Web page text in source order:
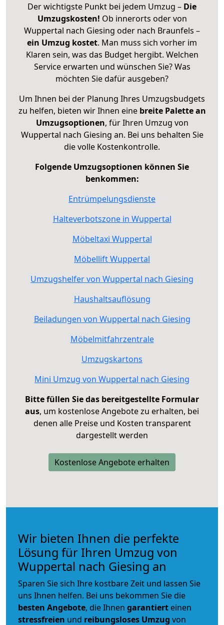
Der wichtigste Punkt bei jedem Umzug – Die
Umzugskosten! Ob innerorts oder von
Wuppertal nach Giesing oder nach Braunfels –
ein Umzug kostet. Man muss sich vorher im
Klaren sein, was das Budget hergibt. Welchen
Service erwarten und wünschen Sie? Was
möchten Sie dafür ausgeben?
Um Ihnen bei der Planung Ihres Umzugsbudgets
zu helfen, bieten wir Ihnen eine breite Palette an
Umzugsoptionen, für Ihren Umzug von
Wuppertal nach Giesing an. Bei uns behalten Sie
die volle Kostenkontrolle.
Folgende Umzugsoptionen können Sie
benkommen:
Entrümpelungsdienste
Halteverbotszone in Wuppertal
Möbeltaxi Wuppertal
Möbellift Wuppertal
Umzugshelfer von Wuppertal nach Giesing
Haushaltsauflösung
Beiladungen von Wuppertal nach Giesing
Möbelmitfahrzentrale
Umzugskartons
Mini Umzug von Wuppertal nach Giesing
Bitte füllen Sie das bereitgestellte Formular
aus, um kostenlose Angebote zu erhalten, bei
denen alle Preise und Kosten transparent
dargestellt werden
Kostenlose Angebote erhalten
Wir bieten Ihnen die perfekte
Lösung für Ihren Umzug von
Wuppertal nach Giesing an
Sparen Sie sich Ihre kostbare Zeit und lassen Sie
uns Ihnen helfen. Bei uns bekommen Sie die
besten Angebote, die Ihnen garantiert einen
stressfreien und reibungsloses Umzug von